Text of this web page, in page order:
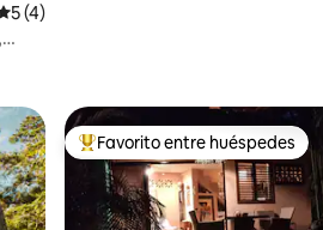
promedio: 5 de 5; 4
5 (4)
De los mejores en Favorito
Favorito entre huéspedes